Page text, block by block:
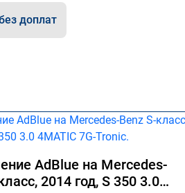
доплат
AdBlue на Mercedes-
2014 год, S 350 3.0